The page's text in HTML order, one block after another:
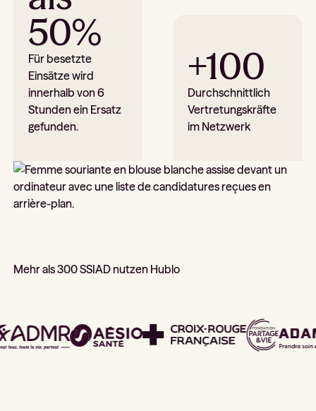
50%
Für besetzte
Einsätze wird
innerhalb von 6
Stunden ein Ersatz
gefunden.
+100
Durchschnittlich
Vertretungskräfte
im Netzwerk
Mehr als 300 SSIAD nutzen Hublo